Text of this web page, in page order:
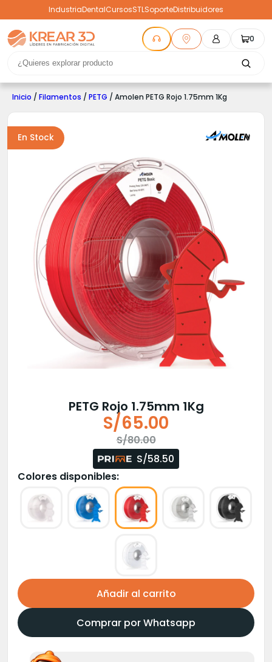
IndustriaDentalCursosSTLSoporteDistribuidores
0
Inicio / Filamentos / PETG / Amolen PETG Rojo 1.75mm 1Kg
En Stock
PETG Rojo 1.75mm 1Kg
S/80.00
original
era:
S/80.00.
S/65.00
actual
es:
S/65.00.
S/58.50
Colores disponibles:
Añadir al carrito
Comprar por Whatsapp